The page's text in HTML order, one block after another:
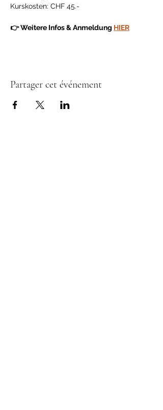
Kurskosten: CHF 45.-
👉 Weitere Infos & Anmeldung HIER
Partager cet événement